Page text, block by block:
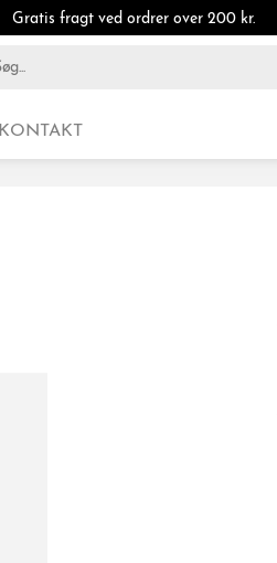
Gratis fragt ved ordrer over 200 kr.
KONTAKT